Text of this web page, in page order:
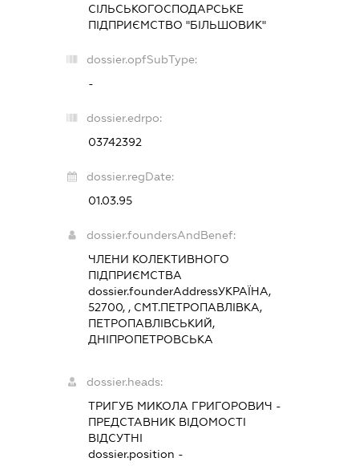
СІЛЬСЬКОГОСПОДАРСЬКЕ
ПІДПРИЄМСТВО "БІЛЬШОВИК"
dossier.opfSubType:
-
dossier.edrpo:
03742392
dossier.regDate:
01.03.95
dossier.foundersAndBenef:
ЧЛЕНИ КОЛЕКТИВНОГО
ПІДПРИЄМСТВА
dossier.founderAddressУКРАЇНА,
52700, , СМТ.ПЕТРОПАВЛІВКА,
ПЕТРОПАВЛІВСЬКИЙ,
ДНІПРОПЕТРОВСЬКА
dossier.heads:
ТРИГУБ МИКОЛА ГРИГОРОВИЧ -
ПРЕДСТАВНИК ВІДОМОСТІ
ВІДСУТНІ
dossier.position -